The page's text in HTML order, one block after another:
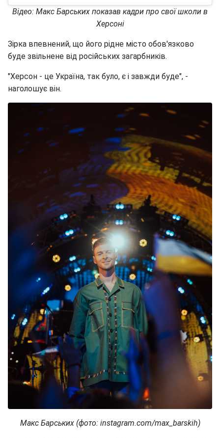
Відео: Макс Барських показав кадри про свої школи в
Херсоні
Зірка впевнений, що його рідне місто обов'язково
буде звільнене від російських загарбників.
"Херсон - це Україна, так було, є і завжди буде", -
наголошує він.
Макс Барських (фото: instagram.com/max_barskih)